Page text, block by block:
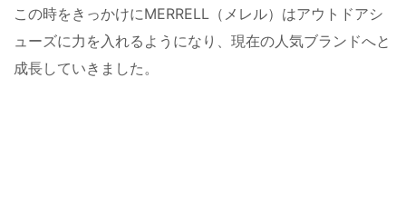
この時をきっかけにMERRELL（メレル）はアウトドアシ
ューズに力を入れるようになり、現在の人気ブランドへと
成長していきました。